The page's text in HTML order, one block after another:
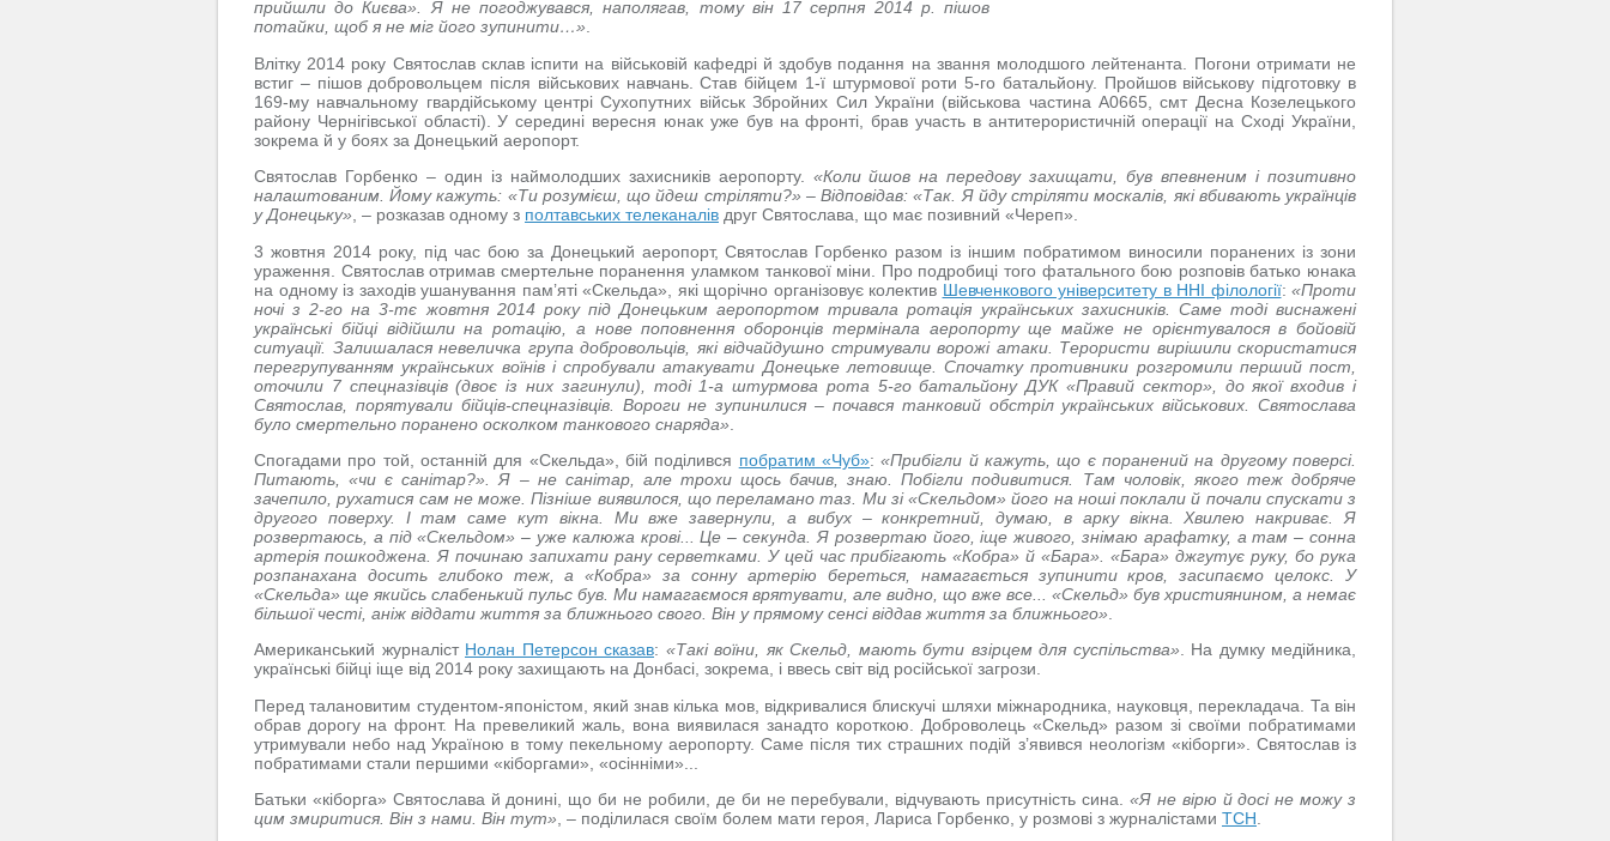
прийшли до Києва». Я не погоджувався, наполягав, тому він 17 серпня 2014 р. пішов
потайки, щоб я не міг його зупинити…».
Влітку 2014 року Святослав склав іспити на військовій кафедрі й здобув подання на звання молодшого лейтенанта. Погони отримати не
встиг – пішов добровольцем після військових навчань. Став бійцем 1-ї штурмової роти 5-го батальйону. Пройшов військову підготовку в
169-му навчальному гвардійському центрі Сухопутних військ Збройних Сил України (військова частина А0665, смт Десна Козелецького
району Чернігівської області). У середині вересня юнак уже був на фронті, брав участь в антитерористичній операції на Сході України,
зокрема й у боях за Донецький аеропорт.
Святослав Горбенко – один із наймолодших захисників аеропорту. «Коли йшов на передову захищати, був впевненим і позитивно
налаштованим. Йому кажуть: «Ти розумієш, що йдеш стріляти?» – Відповідав: «Так. Я йду стріляти москалів, які вбивають українців
у Донецьку», – розказав одному з полтавських телеканалів друг Святослава, що має позивний «Череп».
3 жовтня 2014 року, під час бою за Донецький аеропорт, Святослав Горбенко разом із іншим побратимом виносили поранених із зони
ураження. Святослав отримав смертельне поранення уламком танкової міни. Про подробиці того фатального бою розповів батько юнака
на одному із заходів ушанування пам’яті «Скельда», які щорічно організовує колектив Шевченкового університету в ННІ філології: «Проти
ночі з 2-го на 3-тє жовтня 2014 року під Донецьким аеропортом тривала ротація українських захисників. Саме тоді виснажені
українські бійці відійшли на ротацію, а нове поповнення оборонців термінала аеропорту ще майже не орієнтувалося в бойовій
ситуації. Залишалася невеличка група добровольців, які відчайдушно стримували ворожі атаки. Терористи вирішили скористатися
перегрупуванням українських воїнів і спробували атакувати Донецьке летовище. Спочатку противники розгромили перший пост,
оточили 7 спецназівців (двоє із них загинули), тоді 1-а штурмова рота 5-го батальйону ДУК «Правий сектор», до якої входив і
Святослав, порятували бійців-спецназівців. Вороги не зупинилися – почався танковий обстріл українських військових. Святослава
було смертельно поранено осколком танкового снаряда»
Спогадами про той, останній для «Скельда», бій поділився побратим «Чуб»:«Прибігли й кажуть, що є поранений на другому поверсі.
Питають, «чи є санітар?». Я – не санітар, але трохи щось бачив, знаю. Побігли подивитися. Там чоловік, якого теж добряче
зачепило, рухатися сам не може. Пізніше виявилося, що переламано таз. Ми зі «Скельдом» його на ноші поклали й почали спускати з
другого поверху. І там саме кут вікна. Ми вже завернули, а вибух – конкретний, думаю, в арку вікна. Хвилею накриває. Я
розвертаюсь, а під «Скельдом» – уже калюжа крові... Це – секунда. Я розвертаю його, іще живого, знімаю арафатку, а там – сонна
артерія пошкоджена. Я починаю запихати рану серветками. У цей час прибігають «Кобра» й «Бара». «Бара» джгутує руку, бо рука
розпанахана досить глибоко теж, а «Кобра» за сонну артерію береться, намагається зупинити кров, засипаємо целокс. У
«Скельда» ще якийсь слабенький пульс був. Ми намагаємося врятувати, але видно, що вже все... «Скельд» був християнином, а немає
більшої честі, аніж віддати життя за ближнього свого. Він у прямому сенсі віддав життя за ближнього»
Американський журналіст Нолан Петерсон сказав: «Такі воїни, як Скельд, мають бути взірцем для суспільства». На думку медійника,
українські бійці іще від 2014 року захищають на Донбасі, зокрема, і ввесь світ від російської загрози.
Перед талановитим студентом-японістом, який знав кілька мов, відкривалися блискучі шляхи міжнародника, науковця, перекладача. Та він
обрав дорогу на фронт. На превеликий жаль, вона виявилася занадто короткою. Доброволець «Скельд» разом зі своїми побратимами
утримували небо над Україною в тому пекельному аеропорту. Саме після тих страшних подій з’явився неологізм «кіборги». Святослав із
побратимами стали першими «кіборгами», «осінніми»...
Батьки «кіборга» Святослава й донині, що би не робили, де би не перебували, відчувають присутність сина. «Я не вірю й досі не можу з
цим змиритися. Він з нами. Він тут», – поділилася своїм болем мати героя, Лариса Горбенко, у розмові з журналістами ТСН.